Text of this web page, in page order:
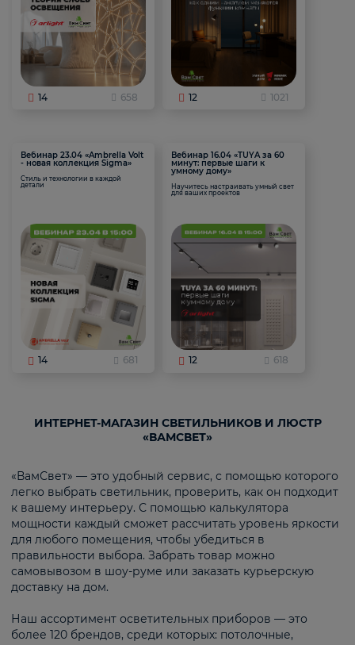
14 658 12 1021
Вебинар 23.04 «Ambrella Volt
- новая коллекция Sigma»
Стиль и технологии в каждой
детали
14 681
Вебинар 16.04 «TUYA за 60
минут: первые шаги к
умному дому»
Научитесь настраивать умный свет
для ваших проектов
12 618
ИНТЕРНЕТ-МАГАЗИН СВЕТИЛЬНИКОВ И ЛЮСТР
«ВАМСВЕТ»
«ВамСвет» — это удобный сервис, с помощью которого
легко выбрать светильник, проверить, как он подходит
к вашему интерьеру. С помощью калькулятора
мощности каждый сможет рассчитать уровень яркости
для любого помещения, чтобы убедиться в
правильности выбора. Забрать товар можно
самовывозом в шоу-руме или заказать курьерскую
доставку на дом.
Наш ассортимент осветительных приборов — это
более 120 брендов, среди которых: потолочные,